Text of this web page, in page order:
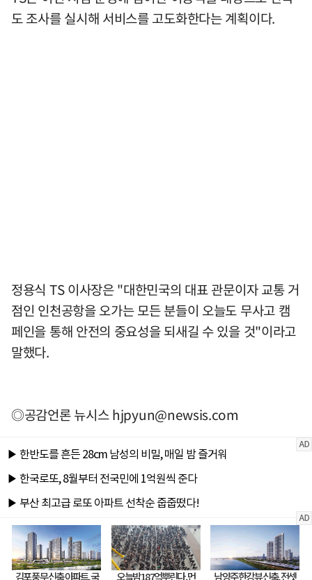
도 조사를 실시해 서비스를 고도화한다는 계획이다.
정용식 TS 이사장은 "대한민국의 대표 관문이자 교통 거
점인 인천공항을 오가는 모든 분들이 오늘도 무사고 캠
페인을 통해 안전의 중요성을 되새길 수 있을 것"이라고
말했다.
◎공감언론 뉴시스hjpyun@newsis.com